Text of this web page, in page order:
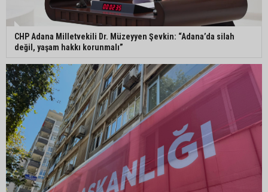
CHP Adana Milletvekili Dr. Müzeyyen Şevkin: “Adana’da silah
değil, yaşam hakkı korunmalı”